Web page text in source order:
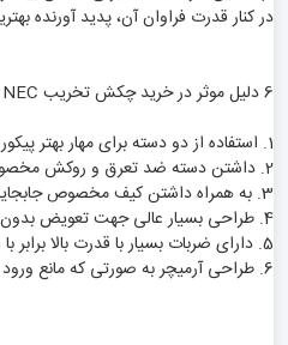
در کنار قدرت فراوان آن، پدید آورنده
6 دلیل موثر در خرید چکش تخریب NEC مدل 2485
1. استفاده از دو دسته برای مهار بهتر پیکور و کنترل آن در زمان کار
2. داشتن دسته ضد تعرق و روکش مخصوص پلاستیکی
3. به همراه داشتن کیف مخصوص جابجایی و دو عدد قلم مخصوص پیکور NEC
4. طراحی بسیار عالی جهت تعویض بدون دردسر ذغال
5. دارای ضربات بسیار با قدرت بالا برابر با 85 ژول
6. طراحی آرمیچر به صورتی که مانع ورود گرد و غبار به آن شدند